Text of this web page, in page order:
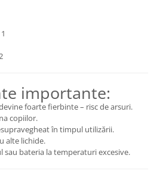
importante:
foarte fierbinte – risc de arsuri.
copiilor.
în timpul utilizării.
alte lichide.
sau bateria la temperaturi excesive.